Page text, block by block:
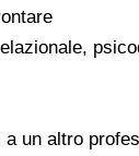
un altro